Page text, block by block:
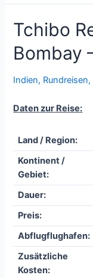
Tchibo
Bombay
Indien, Rundreisen,
Daten zur Reise:
Land / Region:
Kontinent /
Gebiet:
Dauer:
Preis:
Abflugflughafen:
Zusätzliche
Kosten: